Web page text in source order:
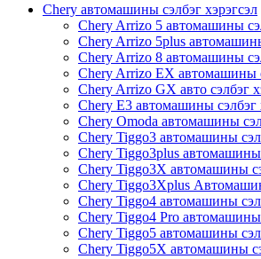
Chery автомашины сэлбэг хэрэгсэл
Chery Arrizo 5 автомашины
Chery Arrizo 5plus
Chery Arrizo 8 автомашины
Chery Arrizo EX автомашины
Chery Arrizo GX авто сэлбэг
Chery E3 автомашины сэлбэг
Chery Omoda автомашины
Chery Tiggo3 автомашины
Chery Tiggo3plus автомашины
Chery Tiggo3X автомашины
Chery Tiggo3Xplus
Chery Tiggo4 автомашины
Chery Tiggo4 Pro автомашины
Chery Tiggo5 автомашины
Chery Tiggo5X автомашины